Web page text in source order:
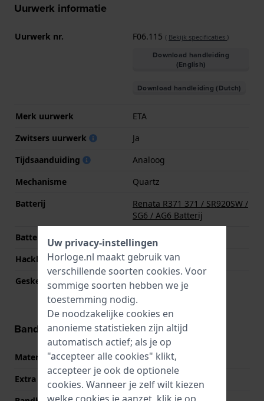
Uurwerk informatie
Uurwerk nr. F06.115 ( Bekijk specificaties )
Download handleiding
(English)
Download handleiding (Dutch)
Merk uurwerk
ETA
Zwitsers uurwerk
Ja
Tijdsaanduiding
Analoog
Mechanisme
Quartz
Batterij
Renata R371 371 / SR920SW /
SG6 / AG6 Batterij
Batterijduur
68 Maanden
Hackbaar
Ja
Geskeletteerd
Nee
Band informatie
Materiaal Band
Roestvrij staal
Extra info
Stainless Steel Bracelet
Uw privacy-instellingen
Horloge.nl maakt gebruik van
verschillende soorten cookies. Voor
sommige soorten hebben we je
toestemming nodig.
De noodzakelijke cookies en
anonieme statistieken zijn altijd
automatisch actief; als je op
"accepteer alle cookies" klikt,
accepteer je ook de optionele
cookies. Wanneer je zelf wilt kiezen